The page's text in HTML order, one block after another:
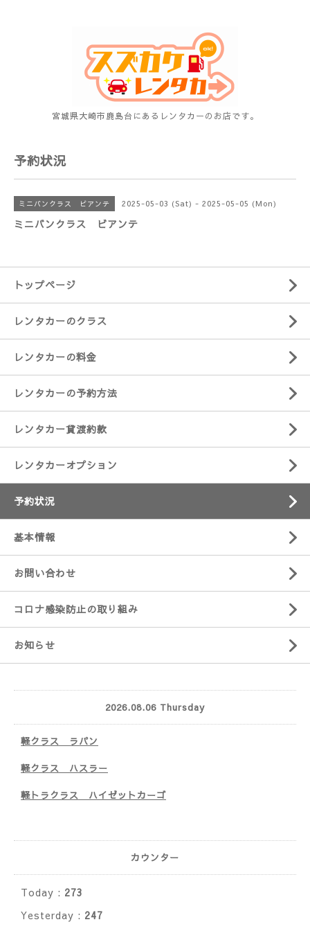
宮城県大崎市鹿島台にあるレンタカーのお店です。
予約状況
ミニバンクラス ビアンテ 2025-05-03 (Sat) - 2025-05-05 (Mon)
ミニバンクラス ビアンテ
トップページ
レンタカーのクラス
レンタカーの料金
レンタカーの予約方法
レンタカー貸渡約款
レンタカーオプション
予約状況
基本情報
お問い合わせ
コロナ感染防止の取り組み
お知らせ
2026.08.06 Thursday
軽クラス ラパン
軽クラス ハスラー
軽トラクラス ハイゼットカーゴ
カウンター
Today : 273
Yesterday : 247